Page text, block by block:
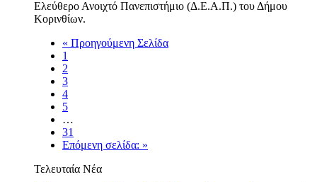
Ελεύθερο Ανοιχτό Πανεπιστήμιο (Δ.Ε.Α.Π.) του Δήμου
Κορινθίων.
« Προηγούμενη Σελίδα
1
2
3
4
5
…
31
Επόμενη σελίδα: »
Τελευταία Νέα